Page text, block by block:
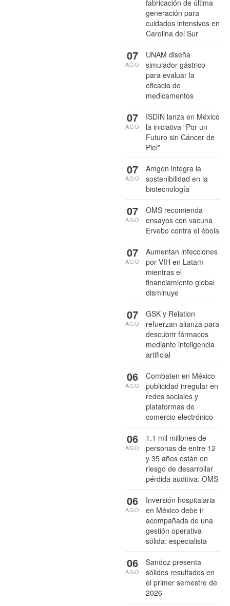
fabricación de última
generación para
cuidados intensivos en
Carolina del Sur
UNAM diseña
simulador gástrico
para evaluar la
eficacia de
medicamentos
07
AGO
ISDIN lanza en México
la iniciativa “Por un
Futuro sin Cáncer de
Piel”
07
AGO
Amgen integra la
sostenibilidad en la
biotecnología
07
AGO
OMS recomienda
ensayos con vacuna
Ervebo contra el ébola
07
AGO
Aumentan infecciones
por VIH en Latam
mientras el
financiamiento global
disminuye
07
AGO
GSK y Relation
refuerzan alianza para
descubrir fármacos
mediante inteligencia
artificial
07
AGO
Combaten en México
publicidad irregular en
redes sociales y
plataformas de
comercio electrónico
06
AGO
1.1 mil millones de
personas de entre 12
y 35 años están en
riesgo de desarrollar
pérdida auditiva: OMS
06
AGO
Inversión hospitalaria
en México debe ir
acompañada de una
gestión operativa
sólida: especialista
06
AGO
Sandoz presenta
sólidos resultados en
el primer semestre de
2026
06
AGO